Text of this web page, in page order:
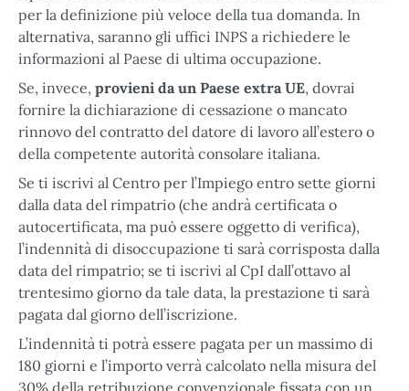
per la definizione più veloce della tua domanda. In
alternativa, saranno gli uffici INPS a richiedere le
informazioni al Paese di ultima occupazione.
Se, invece, provieni da un Paese extra UE, dovrai
fornire la dichiarazione di cessazione o mancato
rinnovo del contratto del datore di lavoro all’estero o
della competente autorità consolare italiana.
Se ti iscrivi al Centro per l’Impiego entro sette giorni
dalla data del rimpatrio (che andrà certificata o
autocertificata, ma può essere oggetto di verifica),
l’indennità di disoccupazione ti sarà corrisposta dalla
data del rimpatrio; se ti iscrivi al CpI dall’ottavo al
trentesimo giorno da tale data, la prestazione ti sarà
pagata dal giorno dell’iscrizione.
L’indennità ti potrà essere pagata per un massimo di
180 giorni e l’importo verrà calcolato nella misura del
30% della retribuzione convenzionale fissata con un